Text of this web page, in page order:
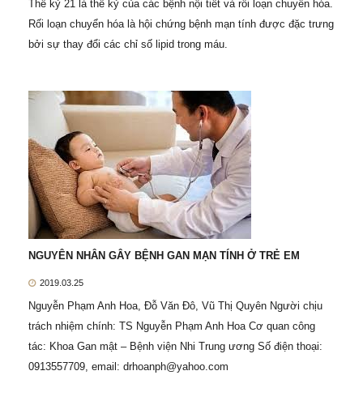
Thế kỷ 21 là thế kỷ của các bệnh nội tiết và rối loạn chuyển hóa.
Rối loạn chuyển hóa là hội chứng bệnh mạn tính được đặc trưng
bởi sự thay đổi các chỉ số lipid trong máu.
NGUYÊN NHÂN GÂY BỆNH GAN MẠN TÍNH Ở TRẺ EM
2019.03.25
Nguyễn Phạm Anh Hoa, Đỗ Văn Đô, Vũ Thị Quyên Người chịu
trách nhiệm chính: TS Nguyễn Phạm Anh Hoa Cơ quan công
tác: Khoa Gan mật – Bệnh viện Nhi Trung ương Số điện thoại:
0913557709, email: drhoanph@yahoo.com